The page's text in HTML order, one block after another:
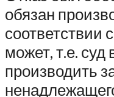
обязан
соответствии
может, т.е. суд
производить